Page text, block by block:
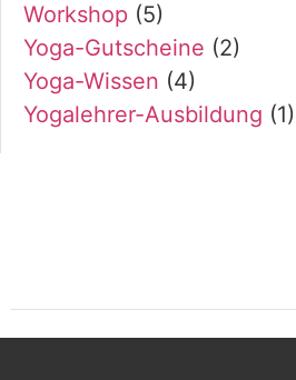
Workshop (5)
Yoga-Gutscheine (2)
Yoga-Wissen (4)
Yogalehrer-Ausbildung (1)